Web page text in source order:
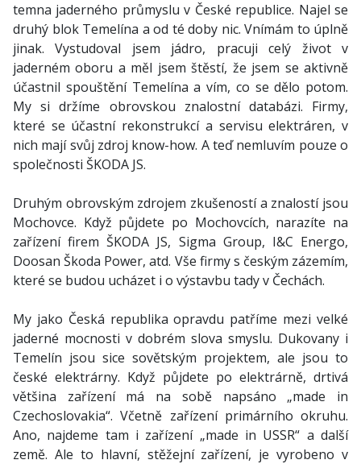
temna jaderného průmyslu v České republice. Najel se
druhý blok Temelína a od té doby nic. Vnímám to úplně
jinak. Vystudoval jsem jádro, pracuji celý život v
jaderném oboru a měl jsem štěstí, že jsem se aktivně
účastnil spouštění Temelína a vím, co se dělo potom.
My si držíme obrovskou znalostní databázi. Firmy,
které se účastní rekonstrukcí a servisu elektráren, v
nich mají svůj zdroj know-how. A teď nemluvím pouze o
společnosti ŠKODA JS.
Druhým obrovským zdrojem zkušeností a znalostí jsou
Mochovce. Když půjdete po Mochovcích, narazíte na
zařízení firem ŠKODA JS, Sigma Group, I&C Energo,
Doosan Škoda Power, atd. Vše firmy s českým zázemím,
které se budou ucházet i o výstavbu tady v Čechách.
My jako Česká republika opravdu patříme mezi velké
jaderné mocnosti v dobrém slova smyslu. Dukovany i
Temelín jsou sice sovětským projektem, ale jsou to
české elektrárny. Když půjdete po elektrárně, drtivá
většina zařízení má na sobě napsáno „made in
Czechoslovakia“. Včetně zařízení primárního okruhu.
Ano, najdeme tam i zařízení „made in USSR“ a další
země. Ale to hlavní, stěžejní zařízení, je vyrobeno v